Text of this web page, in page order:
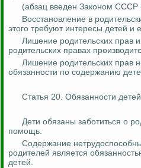
(абзац введен Законом СССР
Восстановление в
этого требуют интересы детей и
Лишение родительских прав
родительских правах
Лишение родительских прав
обязанности по содержанию
Статья 20. Обязанности
Дети обязаны заботиться о
помощь.
Содержание
родителей является
детей.